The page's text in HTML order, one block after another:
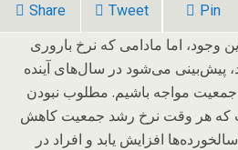
Share Tweet Pin
وجود، اما مادامی که نرخ باروری
پیش‌بینی می‌شود در سال‌های آینده
مواجه باشیم. مطلوب نبودن
که هر وقت نرخ رشد جمعیت کاهش
افزایش یابد و افراد در